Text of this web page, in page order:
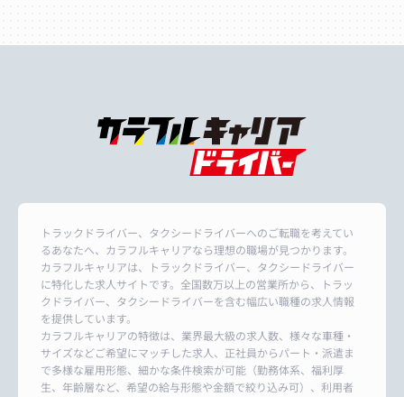
トラックドライバー、タクシードライバーへのご転職を考えてい
るあなたへ、カラフルキャリアなら理想の職場が見つかります。
カラフルキャリアは、トラックドライバー、タクシードライバー
に特化した求人サイトです。全国数万以上の営業所から、トラッ
クドライバー、タクシードライバーを含む幅広い職種の求人情報
を提供しています。
カラフルキャリアの特徴は、業界最大級の求人数、様々な車種・
サイズなどご希望にマッチした求人、正社員からパート・派遣ま
で多様な雇用形態、細かな条件検索が可能（勤務体系、福利厚
生、年齢層など、希望の給与形態や金額で絞り込み可）、利用者